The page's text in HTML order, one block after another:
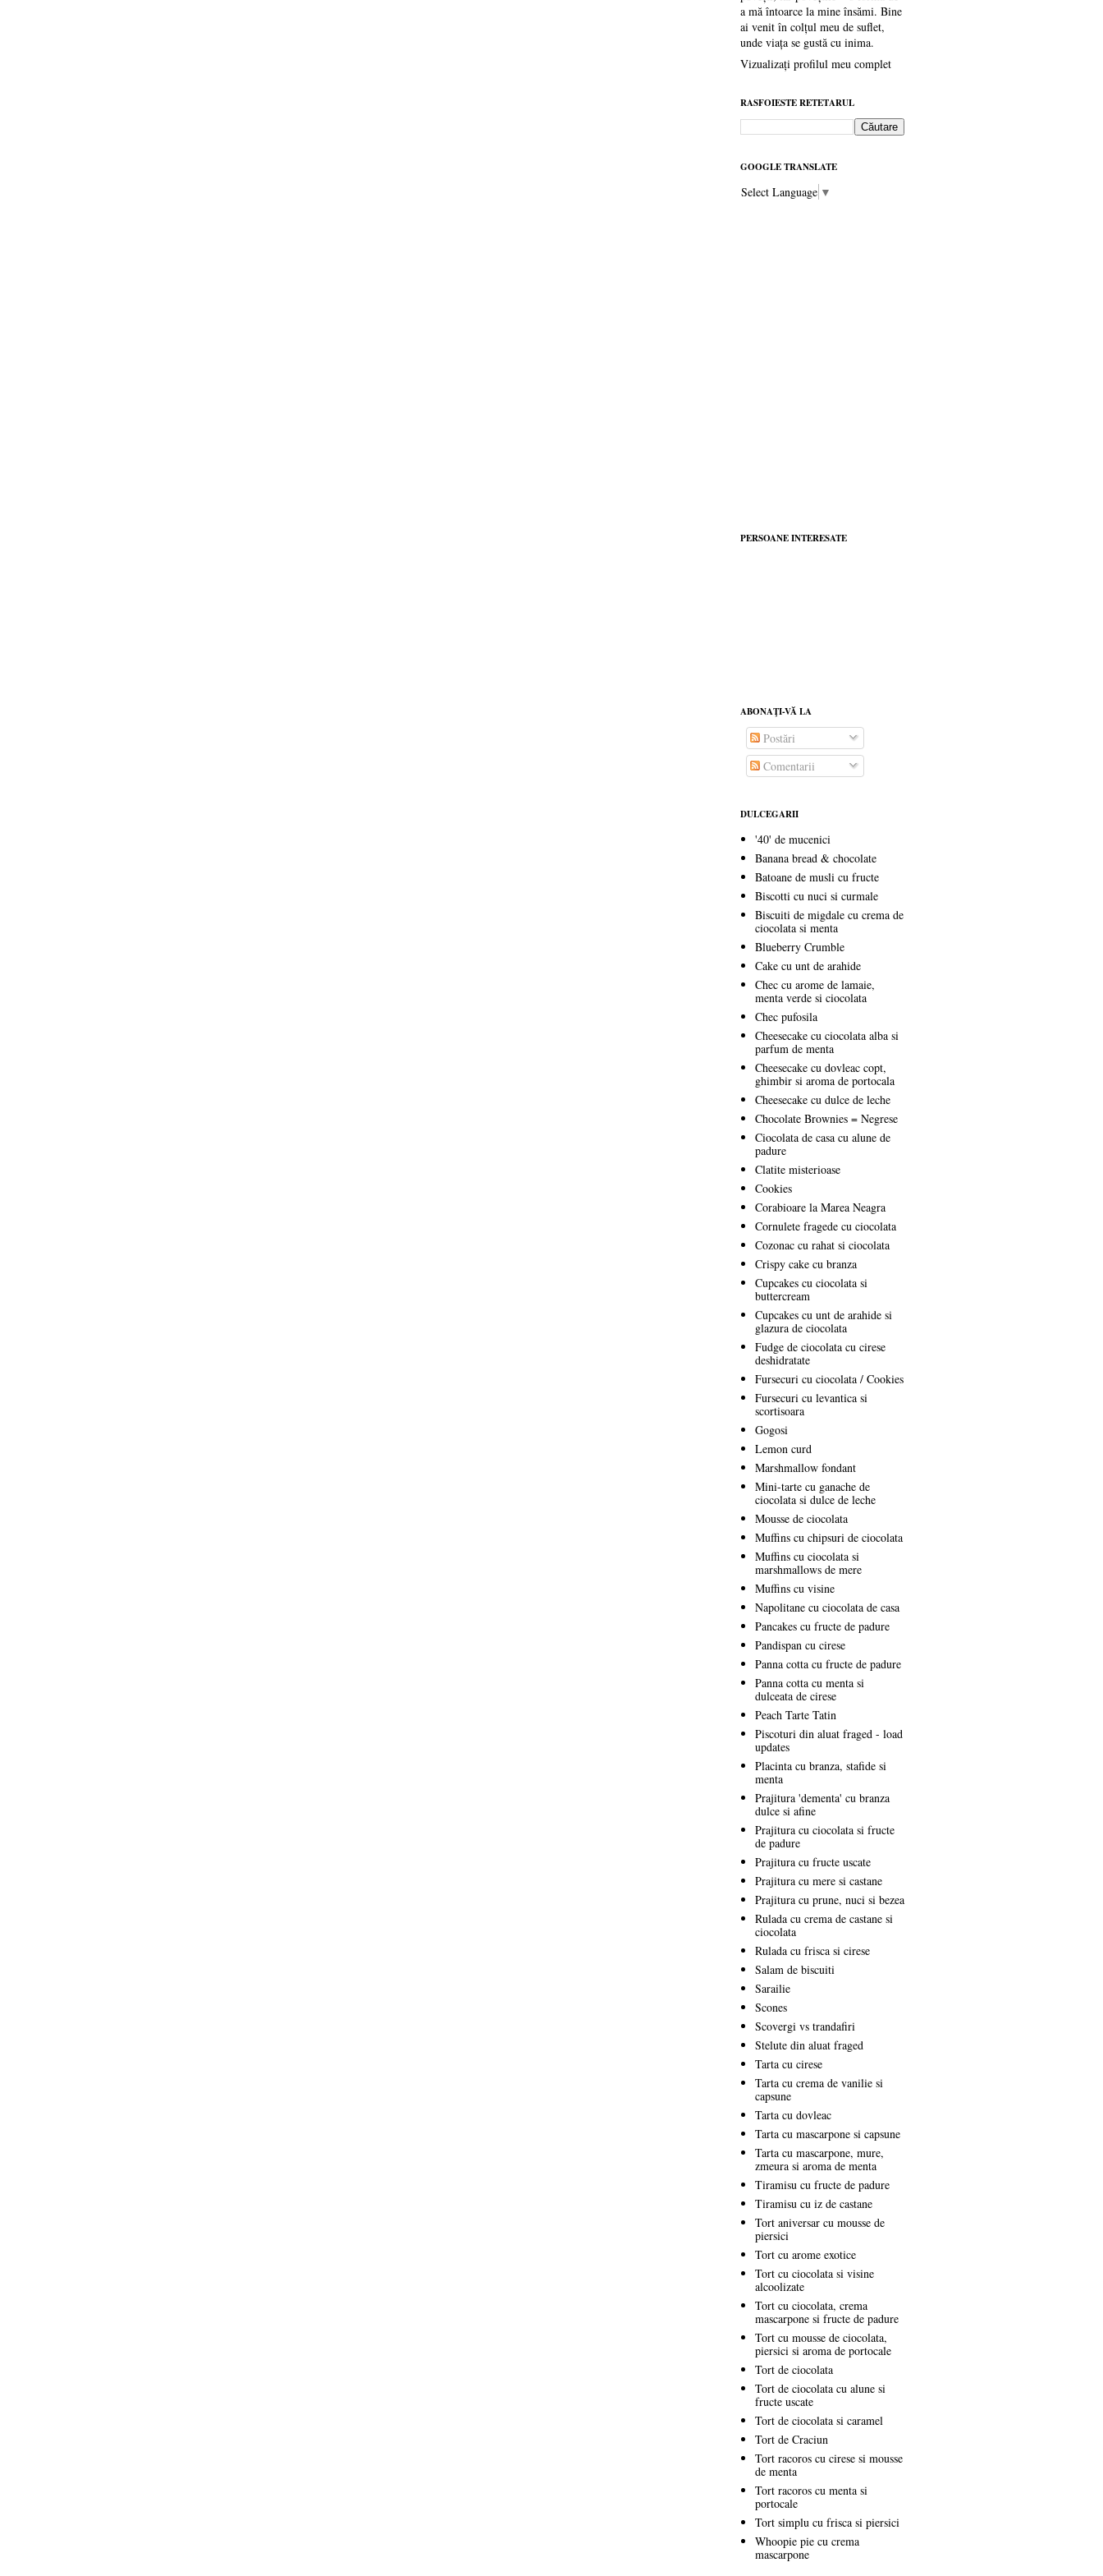
a mă întoarce la mine însămi. Bine
ai venit în colțul meu de suflet,
unde viața se gustă cu inima.
Vizualizați profilul meu complet
RASFOIESTE RETETARUL
GOOGLE TRANSLATE
Select Language ▼
PERSOANE INTERESATE
ABONAŢI-VĂ LA
Postări
Comentarii
DULCEGARII
'40' de mucenici
Banana bread & chocolate
Batoane de musli cu fructe
Biscotti cu nuci si curmale
Biscuiti de migdale cu crema de
ciocolata si menta
Blueberry Crumble
Cake cu unt de arahide
Chec cu arome de lamaie,
menta verde si ciocolata
Chec pufosila
Cheesecake cu ciocolata alba si
parfum de menta
Cheesecake cu dovleac copt,
ghimbir si aroma de portocala
Cheesecake cu dulce de leche
Chocolate Brownies = Negrese
Ciocolata de casa cu alune de
padure
Clatite misterioase
Cookies
Corabioare la Marea Neagra
Cornulete fragede cu ciocolata
Cozonac cu rahat si ciocolata
Crispy cake cu branza
Cupcakes cu ciocolata si
buttercream
Cupcakes cu unt de arahide si
glazura de ciocolata
Fudge de ciocolata cu cirese
deshidratate
Fursecuri cu ciocolata / Cookies
Fursecuri cu levantica si
scortisoara
Gogosi
Lemon curd
Marshmallow fondant
Mini-tarte cu ganache de
ciocolata si dulce de leche
Mousse de ciocolata
Muffins cu chipsuri de ciocolata
Muffins cu ciocolata si
marshmallows de mere
Muffins cu visine
Napolitane cu ciocolata de casa
Pancakes cu fructe de padure
Pandispan cu cirese
Panna cotta cu fructe de padure
Panna cotta cu menta si
dulceata de cirese
Peach Tarte Tatin
Piscoturi din aluat fraged - load
updates
Placinta cu branza, stafide si
menta
Prajitura 'dementa' cu branza
dulce si afine
Prajitura cu ciocolata si fructe
de padure
Prajitura cu fructe uscate
Prajitura cu mere si castane
Prajitura cu prune, nuci si bezea
Rulada cu crema de castane si
ciocolata
Rulada cu frisca si cirese
Salam de biscuiti
Sarailie
Scones
Scovergi vs trandafiri
Stelute din aluat fraged
Tarta cu cirese
Tarta cu crema de vanilie si
capsune
Tarta cu dovleac
Tarta cu mascarpone si capsune
Tarta cu mascarpone, mure,
zmeura si aroma de menta
Tiramisu cu fructe de padure
Tiramisu cu iz de castane
Tort aniversar cu mousse de
piersici
Tort cu arome exotice
Tort cu ciocolata si visine
alcoolizate
Tort cu ciocolata, crema
mascarpone si fructe de padure
Tort cu mousse de ciocolata,
piersici si aroma de portocale
Tort de ciocolata
Tort de ciocolata cu alune si
fructe uscate
Tort de ciocolata si caramel
Tort de Craciun
Tort racoros cu cirese si mousse
de menta
Tort racoros cu menta si
portocale
Tort simplu cu frisca si piersici
Whoopie pie cu crema
mascarpone